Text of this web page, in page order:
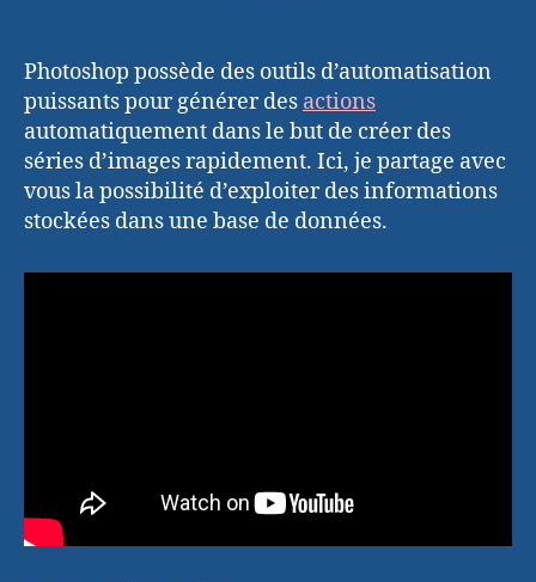
Photoshop possède des outils d’automatisation
puissants pour générer des actions
automatiquement dans le but de créer des
séries d’images rapidement. Ici, je partage avec
vous la possibilité d’exploiter des informations
stockées dans une base de données.